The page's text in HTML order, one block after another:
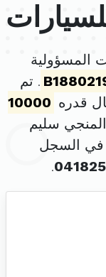
المسؤولية
. تم
10000
سليم
في السجل
.